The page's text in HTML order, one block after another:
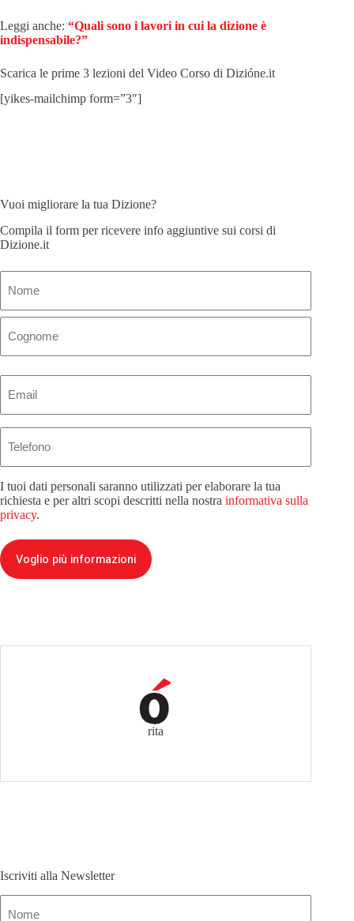
Leggi anche: “Quali sono i lavori in cui la dizione è
indispensabile?”
Scarica le prime 3 lezioni del Video Corso di Dizióne.it
[yikes-mailchimp form=”3″]
Vuoi migliorare la tua Dizione?
Compila il form per ricevere info aggiuntive sui corsi di
Dizione.it
I tuoi dati personali saranno utilizzati per elaborare la tua
richiesta e per altri scopi descritti nella nostra informativa sulla
privacy.
Voglio più informazioni
rita
Iscriviti alla Newsletter